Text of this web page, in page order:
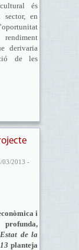
és
en
derivaria
de les
03/2013 -
i
Estat de la
planteja